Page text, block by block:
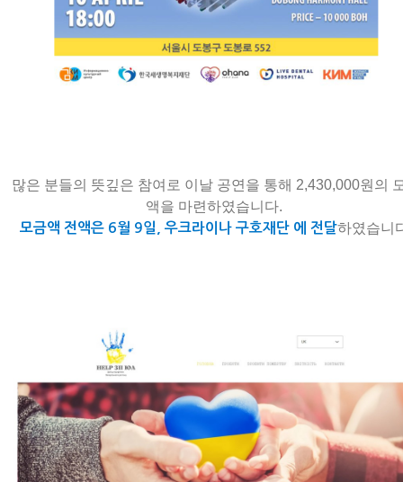
많은 분들의 뜻깊은 참여로 이날 공연을 통해 2,430,000원의
액을 마련하였습니다.
모금액 전액은 6월 9일, 우크라이나 구호재단 에 전달하였습니